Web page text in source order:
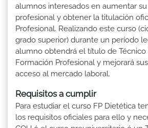
alumnos interesados en aumentar
profesional y obtener la titulación
Profesional. Realizando este curso
grado superior) durante un período
alumno obtendrá el título de Técnico
Formación Profesional y mejorará
acceso al mercado laboral.
Requisitos a cumplir
Para estudiar el curso FP Dietética
los requisitos oficiales para ello y